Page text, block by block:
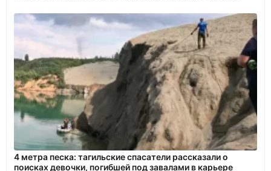
4 метра песка: тагильские спасатели рассказали о
поисках девочки, погибшей под завалами в карьере